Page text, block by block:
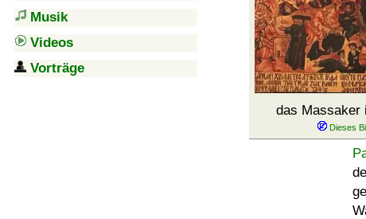
Musik
Videos
Vorträge
das Massaker